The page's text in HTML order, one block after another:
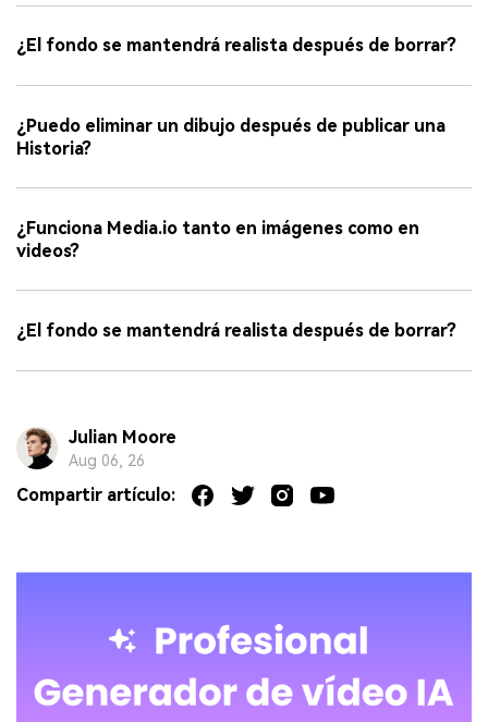
¿El fondo se mantendrá realista después de borrar?
¿Puedo eliminar un dibujo después de publicar una
Historia?
¿Funciona Media.io tanto en imágenes como en
videos?
¿El fondo se mantendrá realista después de borrar?
Julian Moore
Aug 06, 26
Compartir artículo: